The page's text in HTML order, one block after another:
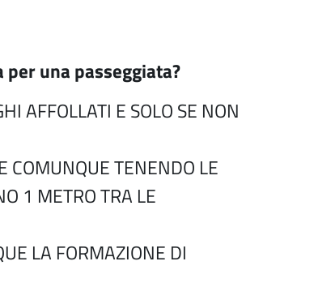
per una passeggiata?
AFFOLLATI E SOLO SE NON
COMUNQUE TENENDO LE
1 METRO TRA LE
LA FORMAZIONE DI